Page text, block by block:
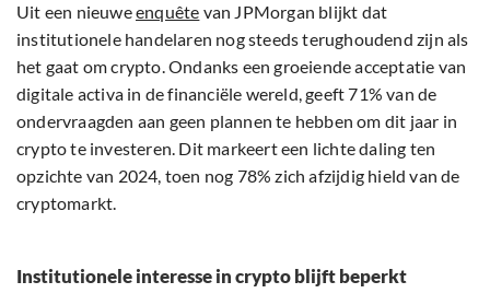
Uit een nieuweenquête van JPMorgan blijkt dat
institutionele handelaren nog steeds terughoudend zijn als
het gaat om crypto. Ondanks een groeiende acceptatie van
digitale activa in de financiële wereld, geeft 71% van de
ondervraagden aan geen plannen te hebben om dit jaar in
crypto te investeren. Dit markeert een lichte daling ten
opzichte van 2024, toen nog 78% zich afzijdig hield van de
cryptomarkt.
Institutionele interesse in crypto blijft beperkt